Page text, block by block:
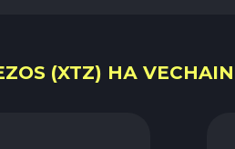
(XTZ) НА VECHAIN